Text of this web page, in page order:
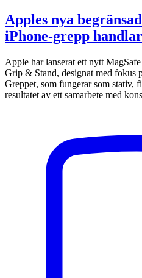
Apples nya
iPhone-grepp
Apple har lanserat ett nytt
Grip & Stand, designat med fokus
Greppet, som fungerar som stativ,
resultatet av ett samarbete med